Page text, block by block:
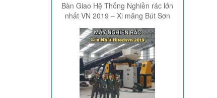
Bàn Giao Hệ Thống Nghiền rác lớn
nhất VN 2019 – Xi măng Bút Sơn